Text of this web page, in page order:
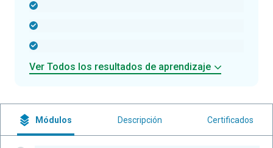
Ver Todos los resultados de aprendizaje
Módulos Descripción Certificados